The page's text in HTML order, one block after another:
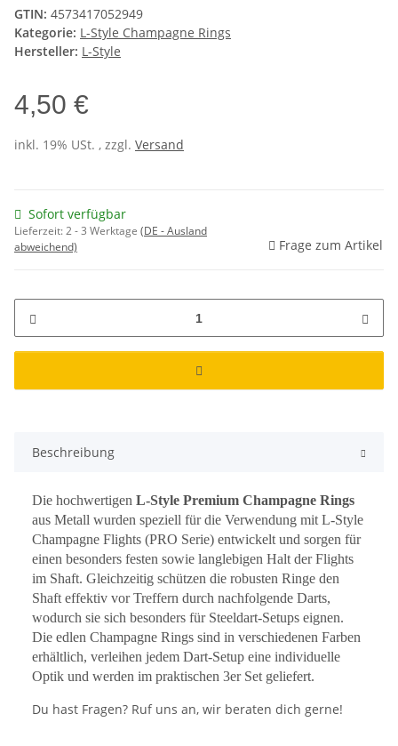
GTIN: 4573417052949
Kategorie: L-Style Champagne Rings
Hersteller: L-Style
4,50 €
inkl. 19% USt. , zzgl. Versand
Sofort verfügbar
Lieferzeit:2 - 3 Werktage (DE - Ausland
abweichend)
Frage zum Artikel
Beschreibung
Die hochwertigen L-Style Premium Champagne Rings
aus Metall wurden speziell für die Verwendung mit L-Style
Champagne Flights (PRO Serie) entwickelt und sorgen für
einen besonders festen sowie langlebigen Halt der Flights
im Shaft. Gleichzeitig schützen die robusten Ringe den
Shaft effektiv vor Treffern durch nachfolgende Darts,
wodurch sie sich besonders für Steeldart-Setups eignen.
Die edlen Champagne Rings sind in verschiedenen Farben
erhältlich, verleihen jedem Dart-Setup eine individuelle
Optik und werden im praktischen 3er Set geliefert.
Du hast Fragen? Ruf uns an, wir beraten dich gerne!